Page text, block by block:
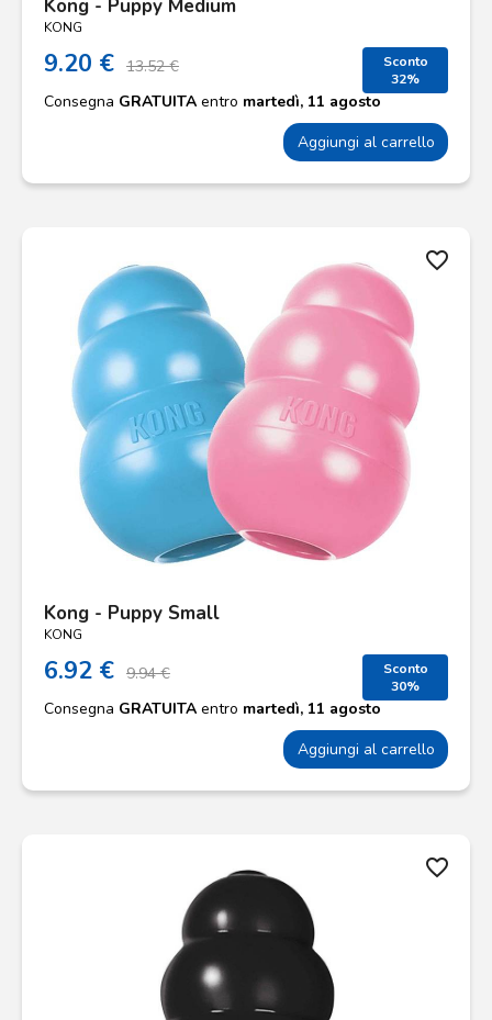
Kong - Puppy Medium
KONG
9.20 € 13.52 €
Sconto
32%
Consegna GRATUITA entro martedì, 11 agosto
Aggiungi al carrello
favorite_border
Kong - Puppy Small
KONG
6.92 € 9.94 €
Sconto
30%
Consegna GRATUITA entro martedì, 11 agosto
Aggiungi al carrello
favorite_border